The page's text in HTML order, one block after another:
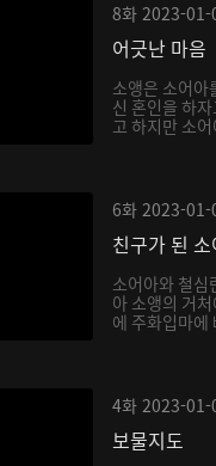
8화 2023-01-
어긋난 마음
소앵은 소어아
신 혼인을 하
고 하지만 소
6화 2023-01-
친구가 된
소어아와 철심
아 소앵의 거
에 주화입마에
4화 2023-01-
보물지도